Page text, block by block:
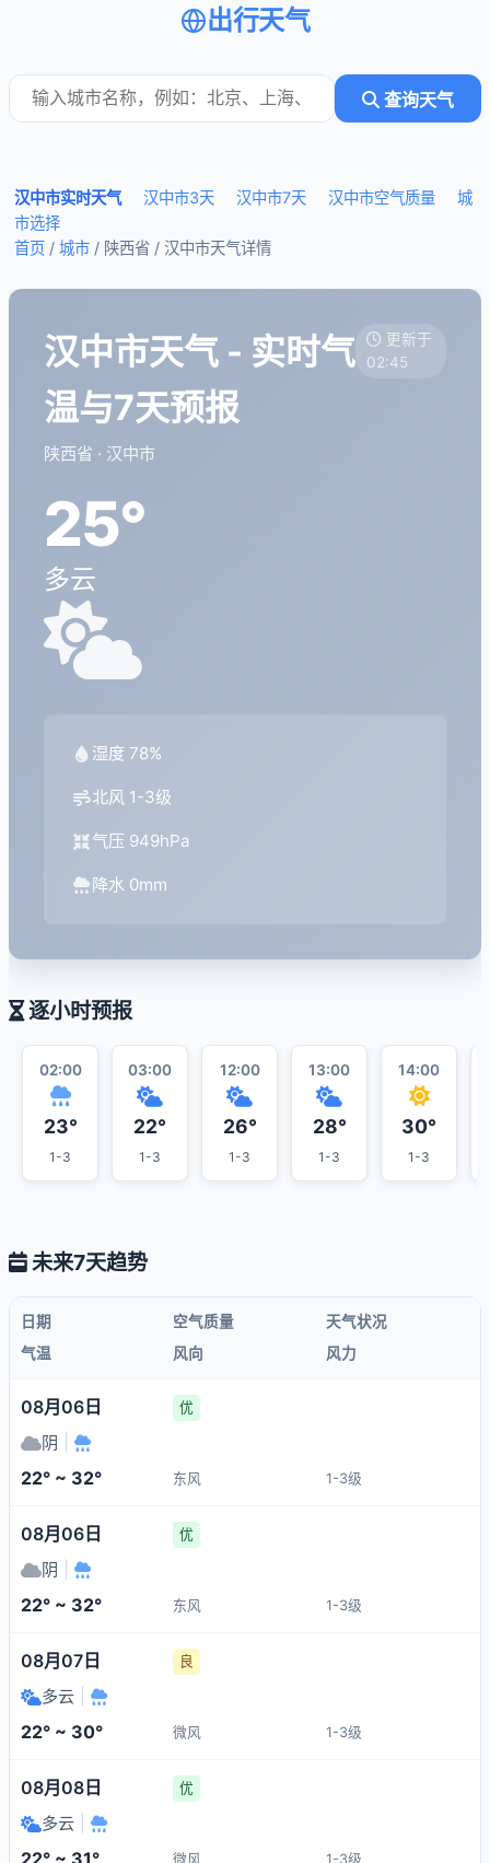
出行天气
查询天气
汉中市实时天气 汉中市3天 汉中市7天 汉中市空气质量
城
市选择
首页 / 城市 / 陕西省 / 汉中市天气详情
汉中市天气 - 实时气
温与7天预报
陕西省 · 汉中市
更新于
02:45
25°
多云
湿度 78%
北风 1-3级
气压 949hPa
降水 0mm
逐小时预报
02:00
23°
1-3
03:00
22°
1-3
12:00
26°
1-3
13:00
28°
1-3
14:00
30°
1-3
未来7天趋势
日期 空气质量
天气状况
气温
风向 风力
08月06日 优
阴
22° ~ 32° 东风 1-3级
08月06日 优
阴
22° ~ 32° 东风 1-3级
08月07日 良
多云
22° ~ 30° 微风 1-3级
08月08日 优
多云
22° ~ 31° 微风 1-3级